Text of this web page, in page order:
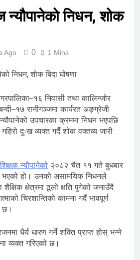
न्यौपानेको निधन, शोक
Ago 0 1 Mins
निवासी तथा कालिन्जोर
रानीगञ्जमा कार्यरत अङ्ग्रेजी
उपचारका क्रममा निधन भएपछि
दुःख व्यक्त गर्दै शोक वक्तव्य जारी
शिक्षक न्यौपानेको २०८२ चैत ११ गते बुधबार
भएको हो। उनको असामयिक निधनले
शैक्षिक क्षेत्रमा ठूलो क्षति पुगेको जनाउँदै
चिरशान्तिको कामना गर्दै भावपूर्ण
छ।
धैर्य धारण गर्ने शक्ति प्राप्त होस् भन्ने
व्यक्त गरिएको छ।